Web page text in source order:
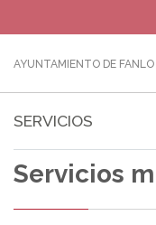
AYUNTAMIENTO DE FANLO
SERVICIOS
Servicios